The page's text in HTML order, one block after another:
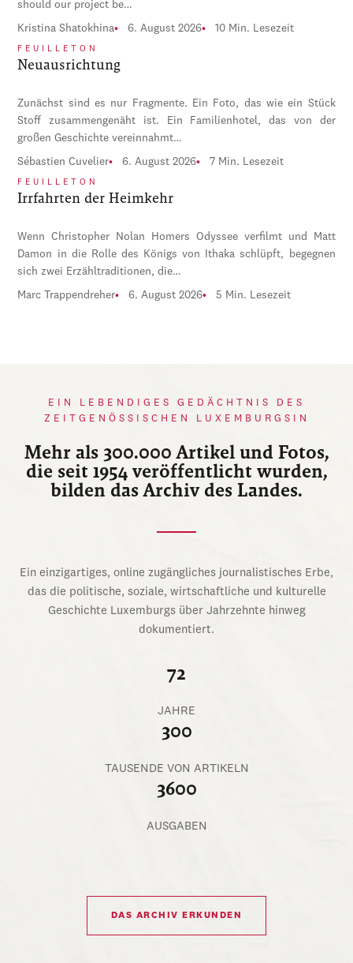
should our project be…
Kristina Shatokhina 6. August 2026 10 Min. Lesezeit
FEUILLETON
Neuausrichtung
Zunächst sind es nur Fragmente. Ein Foto, das wie ein Stück
Stoff zusammengenäht ist. Ein Familienhotel, das von der
großen Geschichte vereinnahmt…
Sébastien Cuvelier 6. August 2026 7 Min. Lesezeit
FEUILLETON
Irrfahrten der Heimkehr
Wenn Christopher Nolan Homers Odyssee verfilmt und Matt
Damon in die Rolle des Königs von Ithaka schlüpft, begegnen
sich zwei Erzähltraditionen, die…
Marc Trappendreher 6. August 2026 5 Min. Lesezeit
EIN LEBENDIGES GEDÄCHTNIS DES
ZEITGENÖSSISCHEN LUXEMBURGSIN
Mehr als 300.000 Artikel und Fotos,
die seit 1954 veröffentlicht wurden,
bilden das Archiv des Landes.
Ein einzigartiges, online zugängliches journalistisches Erbe,
das die politische, soziale, wirtschaftliche und kulturelle
Geschichte Luxemburgs über Jahrzehnte hinweg
dokumentiert.
72
JAHRE
300
TAUSENDE VON ARTIKELN
3600
AUSGABEN
DAS ARCHIV ERKUNDEN